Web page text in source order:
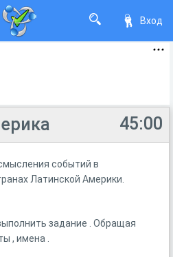
Вход
45:00
событий в
Латинской Америки.
задание . Обращая
, имена .